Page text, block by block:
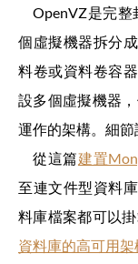
OpenVZ是完整
個虛擬機器拆分
料卷或資料卷容
設多個虛擬機器
運作的架構。細節
從這篇建置
至連文件型資料
料庫檔案都可以
資料庫的高可用架